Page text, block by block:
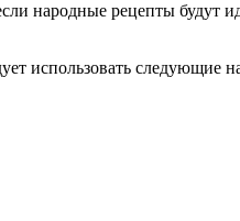
народные рецепты
использовать следующие